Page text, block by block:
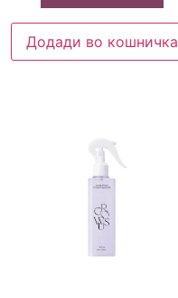
Додади во кошничка